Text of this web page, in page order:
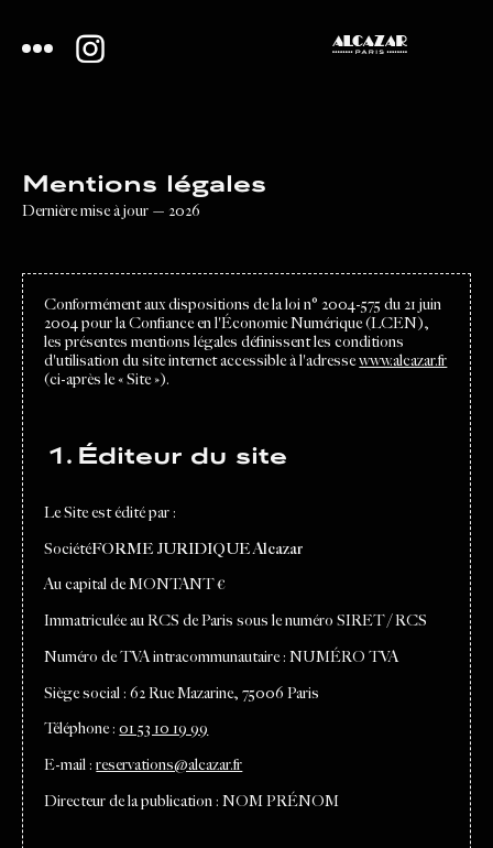
Mentions légales
Dernière mise à jour — 2026
Conformément aux dispositions de la loi n° 2004-575 du 21 juin
2004 pour la Confiance en l'Économie Numérique (LCEN),
les présentes mentions légales définissent les conditions
d'utilisation du site internet accessible à l'adressewww.alcazar.fr
(ci-après le « Site »).
1. Éditeur du site
Le Site est édité par :
SociétéFORME JURIDIQUE Alcazar
Au capital de MONTANT €
Immatriculée au RCS de Paris sous le numéro SIRET / RCS
Numéro de TVA intracommunautaire : NUMÉRO TVA
Siège social : 62 Rue Mazarine, 75006 Paris
Téléphone :01 53 10 19 99
E-mail :reservations@alcazar.fr
Directeur de la publication : NOM PRÉNOM